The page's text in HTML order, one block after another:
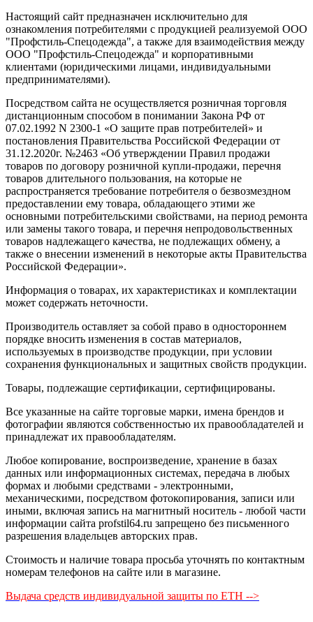
Настоящий сайт предназначен исключительно для
ознакомления потребителями с продукцией реализуемой ООО
"Профстиль-Спецодежда", а также для взаимодействия между
ООО "Профстиль-Спецодежда" и корпоративными
клиентами (юридическими лицами, индивидуальными
предпринимателями).
Посредством сайта не осуществляется розничная торговля
дистанционным способом в понимании Закона РФ от
07.02.1992 N 2300-1 «О защите прав потребителей» и
постановления Правительства Российской Федерации от
31.12.2020г. №2463 «Об утверждении Правил продажи
товаров по договору розничной купли-продажи, перечня
товаров длительного пользования, на которые не
распространяется требование потребителя о безвозмездном
предоставлении ему товара, обладающего этими же
основными потребительскими свойствами, на период ремонта
или замены такого товара, и перечня непродовольственных
товаров надлежащего качества, не подлежащих обмену, а
также о внесении изменений в некоторые акты Правительства
Российской Федерации».
Информация о товарах, их характеристиках и комплектации
может содержать неточности.
Производитель оставляет за собой право в одностороннем
порядке вносить изменения в состав материалов,
используемых в производстве продукции, при условии
сохранения функциональных и защитных свойств продукции.
Товары, подлежащие сертификации, сертифицированы.
Все указанные на сайте торговые марки, имена брендов и
фотографии являются собственностью их правообладателей и
принадлежат их правообладателям.
Любое копирование, воспроизведение, хранение в базах
данных или информационных системах, передача в любых
формах и любыми средствами - электронными,
механическими, посредством фотокопирования, записи или
иными, включая запись на магнитный носитель - любой части
информации сайта profstil64.ru запрещено без письменного
разрешения владельцев авторских прав.
Стоимость и наличие товара просьба уточнять по контактным
номерам телефонов на сайте или в магазине.
Выдача средств индивидуальной защиты по ЕТН -->